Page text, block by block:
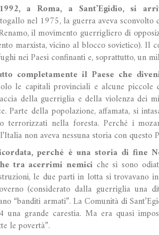
a Roma, a Sant’Egidio, si
nel 1975, la guerra aveva sconvolto
il movimento guerrigliero di
marxista, vicino al blocco sovietico). Il
nei Paesi confinanti e, soprattutto, un
completamente il Paese che
le capitali provinciali e alcune piccole
della guerriglia e della violenza dei
Parte della popolazione, affamata, si
terrorizzati nella foresta. Perché i
non aveva nessuna storia con questo
perché è una storia di fine
tra acerrimi nemici che si sono
le due parti in lotta si trovavano
(considerato dalla guerriglia una
“banditi armati”. La Comunità di
una grande carestia. Ma era quasi
le povertà”.